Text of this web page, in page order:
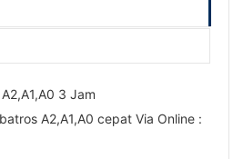
3 Jam
A2,A1,A0 cepat Via Online :